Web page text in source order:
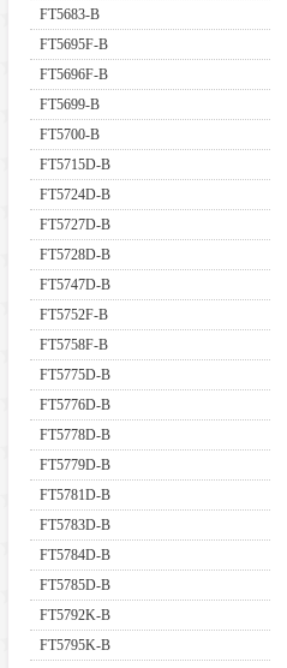
FT5683-B
FT5695F-B
FT5696F-B
FT5699-B
FT5700-B
FT5715D-B
FT5724D-B
FT5727D-B
FT5728D-B
FT5747D-B
FT5752F-B
FT5758F-B
FT5775D-B
FT5776D-B
FT5778D-B
FT5779D-B
FT5781D-B
FT5783D-B
FT5784D-B
FT5785D-B
FT5792K-B
FT5795K-B